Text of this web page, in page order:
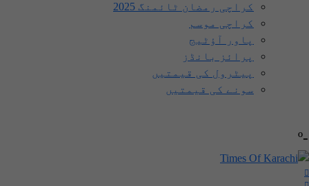
کراچی رمضان ٹائمنگ 2025
کراچی موسم
پاور آؤٹیج
پرائز بانڈز
پیٹرول کی قیمتیں
سونے کی قیمتیں
-º